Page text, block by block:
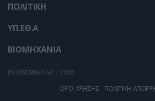
ΠΟΛΙΤΙΚΗ
ΥΠ.ΕΘ.Α
ΒΙΟΜΗΧΑΝΙΑ
DEFENCENET.GR | 2026
ΟΡΟΙ ΧΡΗΣΗΣ - ΠΟΛΙΤΙΚΗ